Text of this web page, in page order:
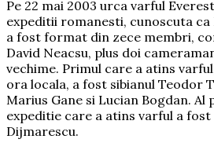
Pe 22 mai 2003 urca varful
expeditii romanesti, cunoscuta ca
a fost format din zece membri,
David Neacsu, plus doi
vechime. Primul care a atins
ora locala, a fost sibianul Teodor
Marius Gane si Lucian Bogdan.
expeditie care a atins varful a fost
Dijmarescu.